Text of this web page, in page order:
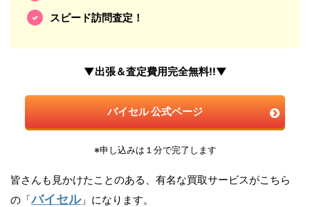
スピード訪問査定！
▼出張＆査定費用完全無料!!▼
バイセル 公式ページ
※申し込みは１分で完了します
皆さんも見かけたことのある、有名な買取サービスがこちら
の「バイセル」になります。